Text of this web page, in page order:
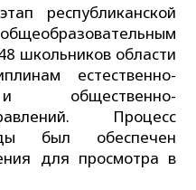
республиканской
школьников области
естественно-
и общественно-
Процесс
был обеспечен
для просмотра в